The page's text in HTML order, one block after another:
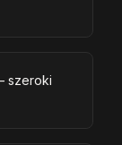
szeroki